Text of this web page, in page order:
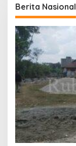
Berita Nasional